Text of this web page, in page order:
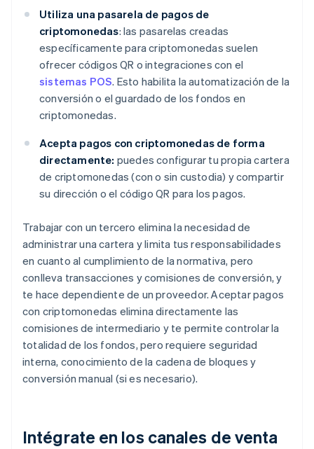
Utiliza una pasarela de pagos de
criptomonedas: las pasarelas creadas
específicamente para criptomonedas suelen
ofrecer códigos QR o integraciones con el
sistemas POS. Esto habilita la automatización de la
conversión o el guardado de los fondos en
criptomonedas.
Acepta pagos con criptomonedas de forma
directamente: puedes configurar tu propia cartera
de criptomonedas (con o sin custodia) y compartir
su dirección o el código QR para los pagos.
Trabajar con un tercero elimina la necesidad de
administrar una cartera y limita tus responsabilidades
en cuanto al cumplimiento de la normativa, pero
conlleva transacciones y comisiones de conversión, y
te hace dependiente de un proveedor. Aceptar pagos
con criptomonedas elimina directamente las
comisiones de intermediario y te permite controlar la
totalidad de los fondos, pero requiere seguridad
interna, conocimiento de la cadena de bloques y
conversión manual (si es necesario).
Intégrate en los canales de venta